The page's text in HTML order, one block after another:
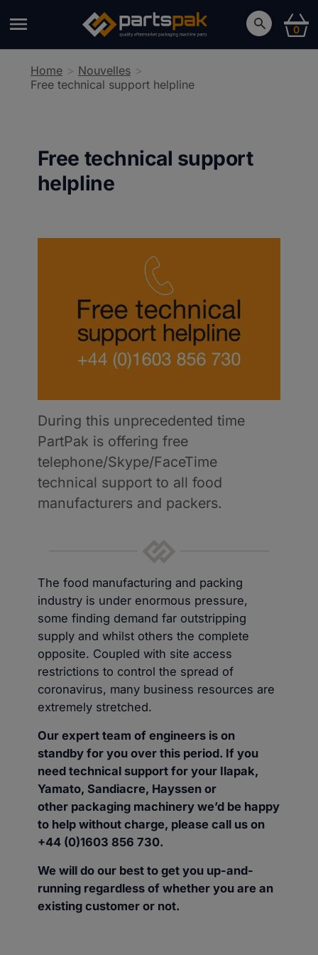
0
Home
Nouvelles
Free technical support helpline
Free technical support
helpline
During this unprecedented time
PartPak is offering free
telephone/Skype/FaceTime
technical support to all food
manufacturers and packers.
The food manufacturing and packing
industry is under enormous pressure,
some finding demand far outstripping
supply and whilst others the complete
opposite. Coupled with site access
restrictions to control the spread of
coronavirus, many business resources are
extremely stretched.
Our expert team of engineers is on
standby for you over this period. If you
need technical support for your Ilapak,
Yamato, Sandiacre, Hayssen or
other packaging machinery we’d be happy
to help without charge, please call us on
+44 (0)1603 856 730.
We will do our best to get you up-and-
running regardless of whether you are an
existing customer or not.